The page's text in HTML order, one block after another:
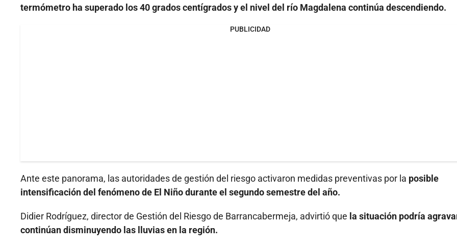
termómetro ha superado los 40 grados centígrados y el nivel del río Magdalena continúa descendiendo.
PUBLICIDAD
Ante este panorama, las autoridades de gestión del riesgo activaron medidas preventivas por la posible
intensificación del fenómeno de El Niño durante el segundo semestre del año.
Didier Rodríguez, director de Gestión del Riesgo de Barrancabermeja, advirtió que la situación podría
continúan disminuyendo las lluvias en la región.